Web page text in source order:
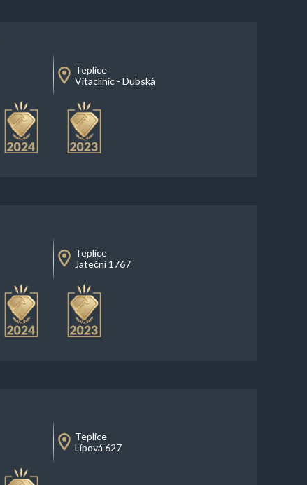
Teplice
Vitaclinic - Dubská
Teplice
Jateční 1767
Teplice
Lípová 627